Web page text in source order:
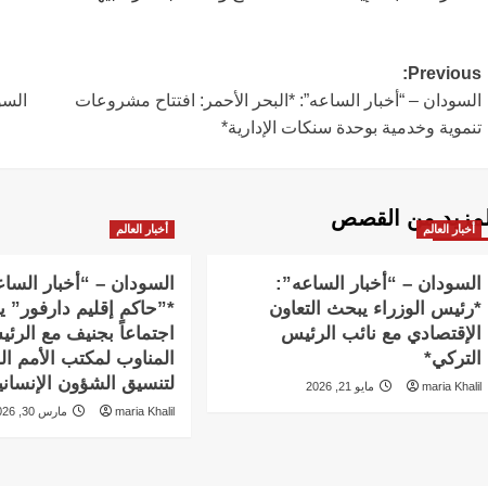
Post
navigation
Previous:
السودان – “أخبار الساعه”: *البحر الأحمر: افتتاح مشروعات
تنموية وخدمية بوحدة سنكات الإدارية*
من القصص أخبار العالم
السودان – “أخبار الساعه”:
*رئيس الوزراء يبحث التعاون
الإقتصادي مع نائب الرئيس
التركي*
maria Khalil مايو 21, 2026
أخبار العالم
السودان – “أخبار
*”حاكم إقليم دارفور”
اجتماعاً بجنيف مع
المناوب لمكتب الأمم
لتنسيق الشؤون
maria Khalil مارس 30, 2026